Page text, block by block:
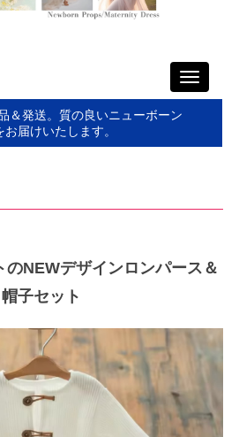
Toggle
＆発送。質の良いニューボーン
届けいたします。
NEWデザインロンパース＆
帽子セット